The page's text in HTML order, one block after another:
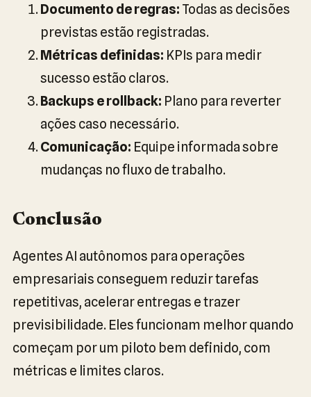
Documento de regras: Todas as decisões
previstas estão registradas.
Métricas definidas: KPIs para medir
sucesso estão claros.
Backups e rollback: Plano para reverter
ações caso necessário.
Comunicação: Equipe informada sobre
mudanças no fluxo de trabalho.
Conclusão
Agentes AI autônomos para operações
empresariais conseguem reduzir tarefas
repetitivas, acelerar entregas e trazer
previsibilidade. Eles funcionam melhor quando
começam por um piloto bem definido, com
métricas e limites claros.